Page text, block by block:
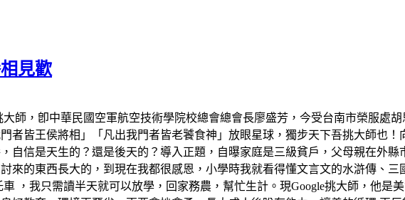
見歡
大師，卽中華民國空軍航空技術學院校總會總會長廖盛芳，今受台南市榮服處
者皆王侯將相」「凡出我門者皆老饕食神」放眼星球，獨步天下吾挑大師也
自信是天生的？還是後天的？導入正題，自曝家庭是三級貧戶，父母親在外
來的東西長大的，到現在我都很感恩，小學時我就看得懂文言文的水滸傳、
，我只需讀半天就可以放學，回家務農，幫忙生計。現Google挑大師，他是